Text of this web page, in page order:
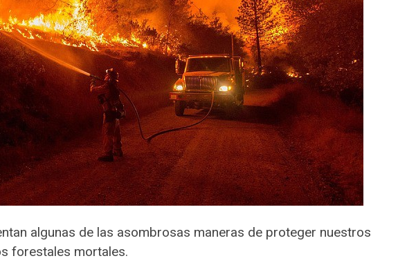
algunas de las asombrosas maneras de proteger nuestros
forestales mortales.